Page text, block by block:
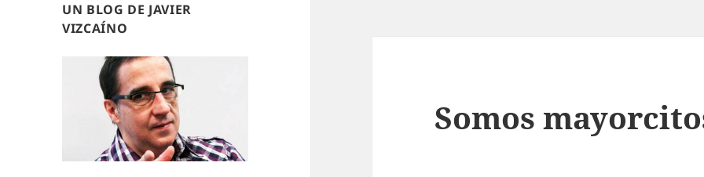
UN BLOG DE JAVIER
VIZCAÍNO
Somos